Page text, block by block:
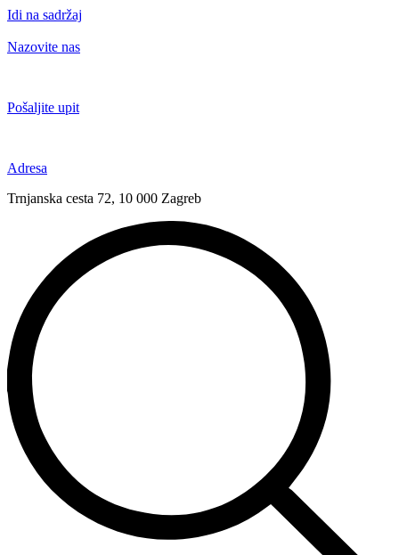
Idi na sadržaj
Nazovite nas
Pošaljite upit
Adresa
Trnjanska cesta 72, 10 000 Zagreb